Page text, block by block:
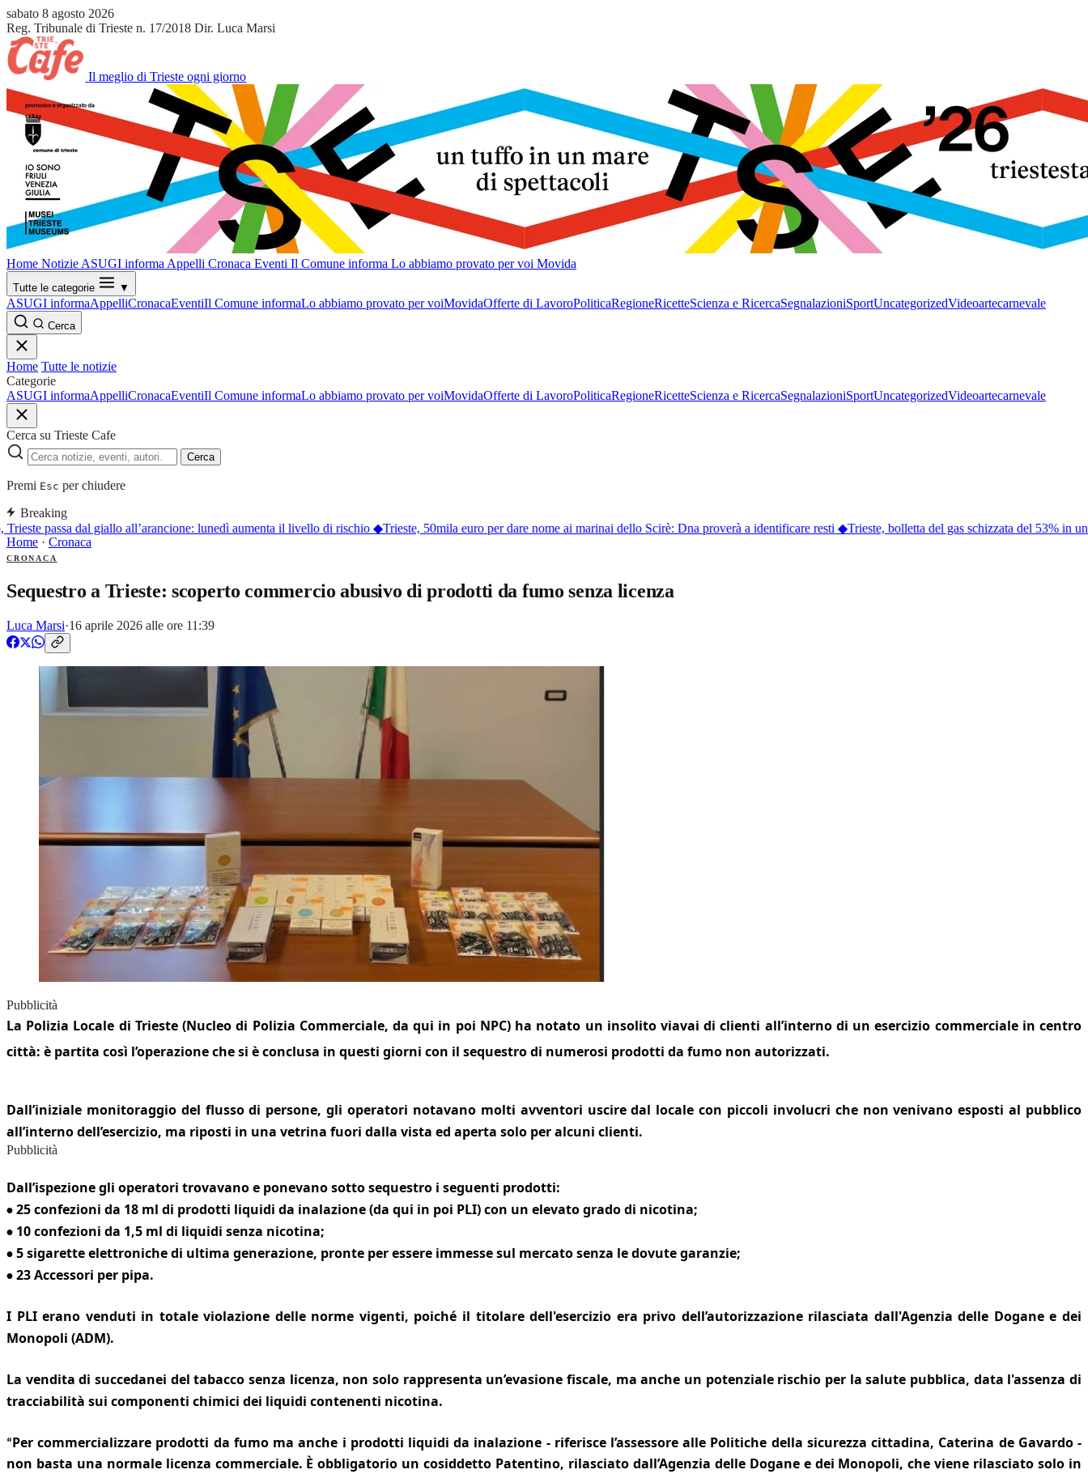
sabato 8 agosto 2026
Reg. Tribunale di Trieste n. 17/2018 Dir. Luca Marsi
Il meglio di Trieste ogni giorno
Home Notizie ASUGI informa Appelli Cronaca Eventi Il Comune informa Lo abbiamo provato per voi Movida
Tutte le categorie ▼
ASUGI informaAppelliCronacaEventiIl Comune informaLo abbiamo provato per voiMovidaOfferte di LavoroPoliticaRegioneRicetteScienza e RicercaSegnalazioniSportUncategorizedVideoartecarnevale
Cerca
Home Tutte le notizie
Categorie
ASUGI informaAppelliCronacaEventiIl Comune informaLo abbiamo provato per voiMovidaOfferte di LavoroPoliticaRegioneRicetteScienza e RicercaSegnalazioniSportUncategorizedVideoartecarnevale
Cerca su Trieste Cafe
Cerca
Premi Esc per chiudere
Breaking
passa dal giallo all’arancione: lunedì aumenta il livello di rischio◆ Trieste, 50mila euro per dare nome ai marinai dello Scirè: Dna proverà a identificare resti◆ Trieste, bolletta del gas schizzata del 53% in un
Home · Cronaca
CRONACA
Sequestro a Trieste: scoperto commercio abusivo di prodotti da fumo senza licenza
Luca Marsi·16 aprile 2026 alle ore 11:39
Pubblicità
La Polizia Locale di Trieste (Nucleo di Polizia Commerciale, da qui in poi NPC) ha notato un insolito viavai di clienti all’interno di un esercizio commerciale in centro
città: è partita così l’operazione che si è conclusa in questi giorni con il sequestro di numerosi prodotti da fumo non autorizzati.
Dall’iniziale monitoraggio del flusso di persone, gli operatori notavano molti avventori uscire dal locale con piccoli involucri che non venivano esposti al pubblico
all’interno dell’esercizio, ma riposti in una vetrina fuori dalla vista ed aperta solo per alcuni clienti.
Pubblicità
Dall’ispezione gli operatori trovavano e ponevano sotto sequestro i seguenti prodotti:
• 25 confezioni da 18 ml di prodotti liquidi da inalazione (da qui in poi PLI) con un elevato grado di nicotina;
• 10 confezioni da 1,5 ml di liquidi senza nicotina;
• 5 sigarette elettroniche di ultima generazione, pronte per essere immesse sul mercato senza le dovute garanzie;
• 23 Accessori per pipa.
I PLI erano venduti in totale violazione delle norme vigenti, poiché il titolare dell'esercizio era privo dell’autorizzazione rilasciata dall'Agenzia delle Dogane e dei
Monopoli (ADM).
La vendita di succedanei del tabacco senza licenza, non solo rappresenta un’evasione fiscale, ma anche un potenziale rischio per la salute pubblica, data l'assenza di
tracciabilità sui componenti chimici dei liquidi contenenti nicotina.
“Per commercializzare prodotti da fumo ma anche i prodotti liquidi da inalazione - riferisce l’assessore alle Politiche della sicurezza cittadina, Caterina de Gavardo-
non basta una normale licenza commerciale. È obbligatorio un cosiddetto Patentino, rilasciato dall’Agenzia delle Dogane e dei Monopoli, che viene rilasciato solo in